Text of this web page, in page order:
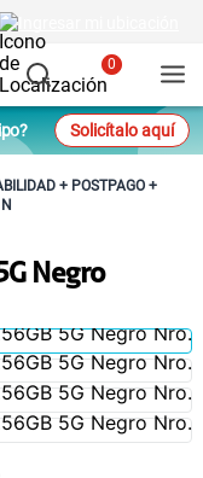
0
Solicítalo aquí
+ POSTPAGO +
Negro